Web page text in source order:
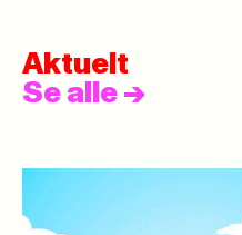
Aktuelt
Se alle ->